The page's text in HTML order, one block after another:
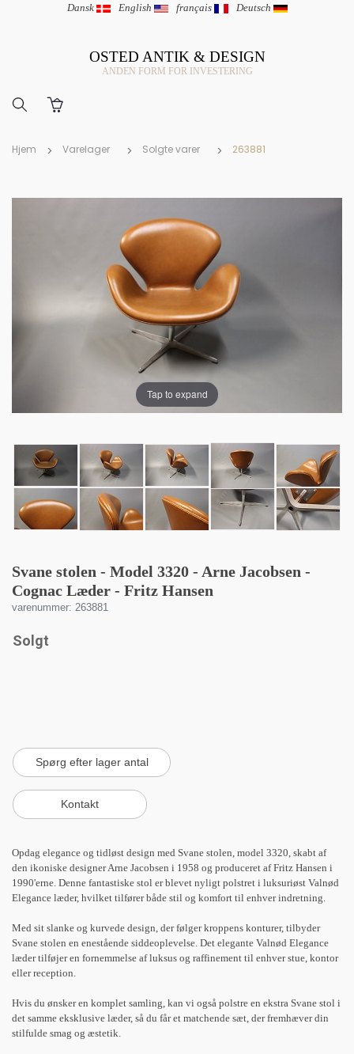
Dansk | English | français | Deutsch
OSTED ANTIK & DESIGN
ANDEN FORM FOR INVESTERING
Hjem Varelager Solgte varer 263881
Tap to expand
Svane stolen - Model 3320 - Arne Jacobsen -
Cognac Læder - Fritz Hansen
varenummer: 263881
Solgt
Opdag elegance og tidløst design med Svane stolen, model 3320, skabt af
den ikoniske designer Arne Jacobsen i 1958 og produceret af Fritz Hansen i
1990'erne. Denne fantastiske stol er blevet nyligt polstret i luksuriøst Valnød
Elegance læder, hvilket tilfører både stil og komfort til enhver indretning.
Med sit slanke og kurvede design, der følger kroppens konturer, tilbyder
Svane stolen en enestående siddeoplevelse. Det elegante Valnød Elegance
læder tilføjer en fornemmelse af luksus og raffinement til enhver stue, kontor
eller reception.
Hvis du ønsker en komplet samling, kan vi også polstre en ekstra Svane stol i
det samme eksklusive læder, så du får et matchende sæt, der fremhæver din
stilfulde smag og æstetik.